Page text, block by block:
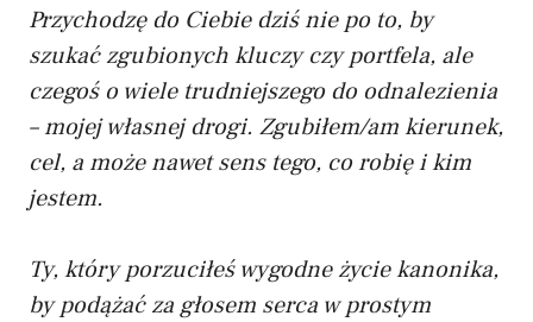
Przychodzę do Ciebie dziś nie po to, by
szukać zgubionych kluczy czy portfela, ale
czegoś o wiele trudniejszego do odnalezienia
– mojej własnej drogi. Zgubiłem/am kierunek,
cel, a może nawet sens tego, co robię i kim
jestem.
Ty, który porzuciłeś wygodne życie kanonika,
by podążać za głosem serca w prostym